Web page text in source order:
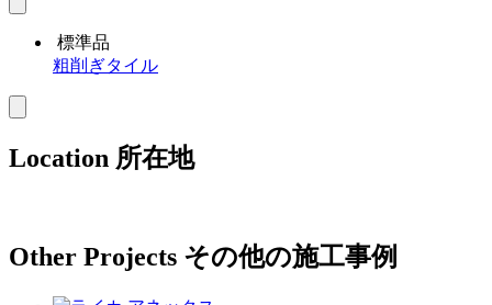
標準品
粗削ぎタイル
Location 所在地
Other Projects その他の施工事例